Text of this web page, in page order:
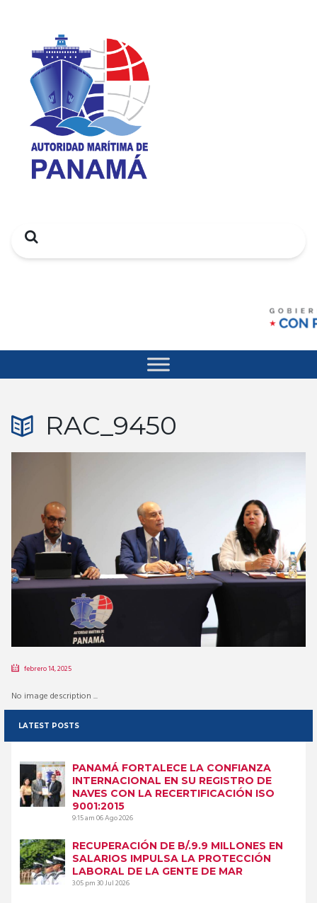
Search
RAC_9450
febrero 14, 2025
No image description ...
LATEST POSTS
PANAMÁ FORTALECE LA CONFIANZA
INTERNACIONAL EN SU REGISTRO DE
NAVES CON LA RECERTIFICACIÓN ISO
9001:2015
9:15 am06 Ago 2026
RECUPERACIÓN DE B/.9.9 MILLONES EN
SALARIOS IMPULSA LA PROTECCIÓN
LABORAL DE LA GENTE DE MAR
3:05 pm30 Jul 2026